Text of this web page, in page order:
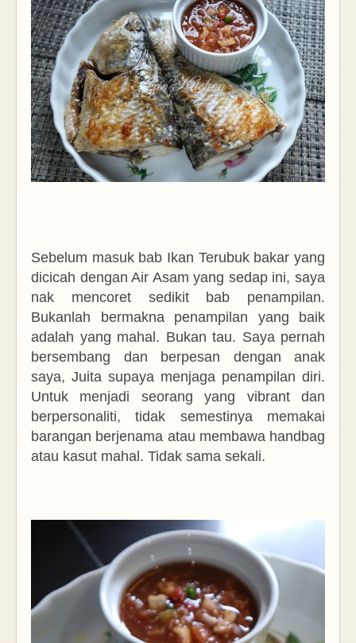
Sebelum masuk bab Ikan Terubuk bakar yang
dicicah dengan Air Asam yang sedap ini, saya
nak mencoret sedikit bab penampilan.
Bukanlah bermakna penampilan yang baik
adalah yang mahal. Bukan tau. Saya pernah
bersembang dan berpesan dengan anak
saya, Juita supaya menjaga penampilan diri.
Untuk menjadi seorang yang vibrant dan
berpersonaliti, tidak semestinya memakai
barangan berjenama atau membawa handbag
atau kasut mahal. Tidak sama sekali.